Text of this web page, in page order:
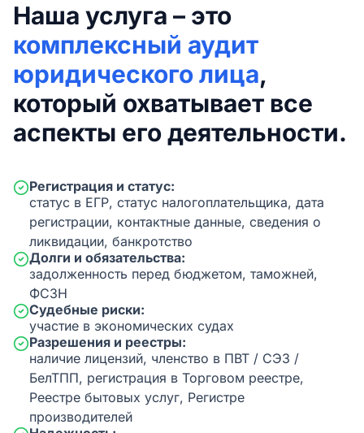
Наша услуга – это
комплексный аудит
юридического лица,
который охватывает все
аспекты его деятельности.
Регистрация и статус:
статус в ЕГР, статус налогоплательщика, дата
регистрации, контактные данные, сведения о
ликвидации, банкротство
Долги и обязательства:
задолженность перед бюджетом, таможней,
ФСЗН
Судебные риски:
участие в экономических судах
Разрешения и реестры:
наличие лицензий, членство в ПВТ / СЭЗ /
БелТПП, регистрация в Торговом реестре,
Реестре бытовых услуг, Регистре
производителей